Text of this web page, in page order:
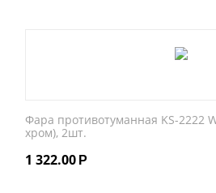
Фара противотуманная KS-2222
хром), 2шт.
1 322.00 Р